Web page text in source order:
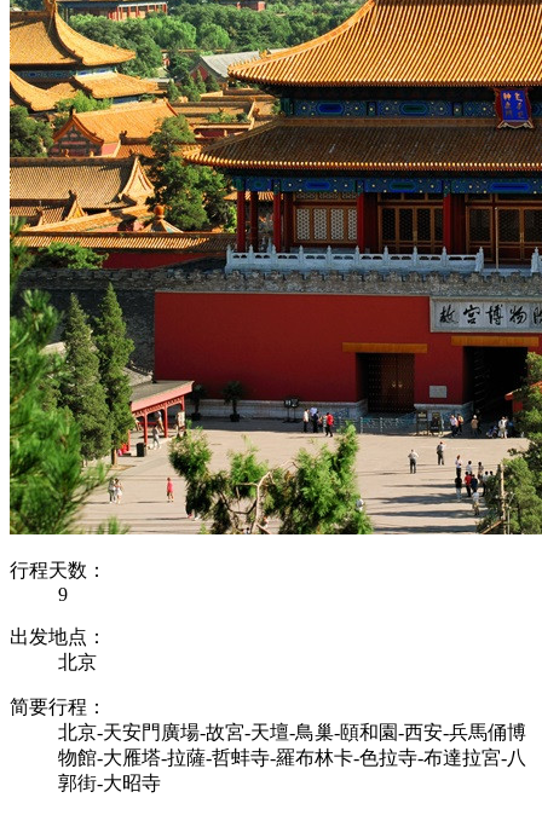
行程天数：
9
出发地点：
北京
简要行程：
北京-天安門廣場-故宮-天壇-鳥巢-頤和園-西安-兵馬俑博
物館-大雁塔-拉薩-哲蚌寺-羅布林卡-色拉寺-布達拉宮-八
郭街-大昭寺